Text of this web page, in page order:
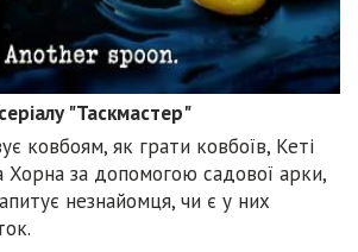
"Таскмастер"
ковбоям, як грати ковбоїв, Кеті
Хорна за допомогою садової арки,
незнайомця, чи є у них